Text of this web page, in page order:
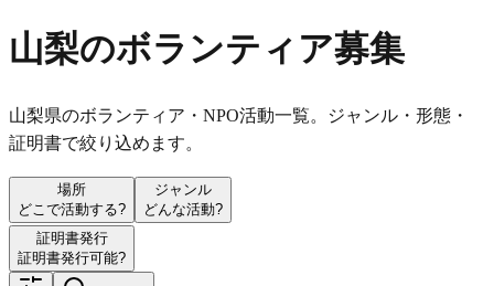
山梨のボランティア募集
山梨県のボランティア・NPO活動一覧。ジャンル・形態・
証明書で絞り込めます。
場所
どこで活動する?
ジャンル
どんな活動?
証明書発行
証明書発行可能?